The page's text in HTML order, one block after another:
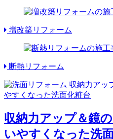
増改築リフォーム
断熱リフォーム
収納力アップ＆鏡
いやすくなった洗